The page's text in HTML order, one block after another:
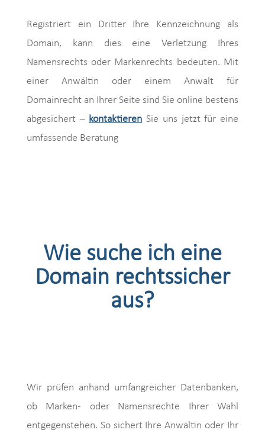
Registriert ein Dritter Ihre Kennzeichnung als
Domain, kann dies eine Verletzung Ihres
Namensrechts oder Markenrechts bedeuten. Mit
einer Anwältin oder einem Anwalt für
Domainrecht an Ihrer Seite sind Sie online bestens
abgesichert – kontaktieren Sie uns jetzt für eine
umfassende Beratung
Wie suche ich eine
Domain rechtssicher
aus?
Wir prüfen anhand umfangreicher Datenbanken,
ob Marken- oder Namensrechte Ihrer Wahl
entgegenstehen. So sichert Ihre Anwältin oder Ihr